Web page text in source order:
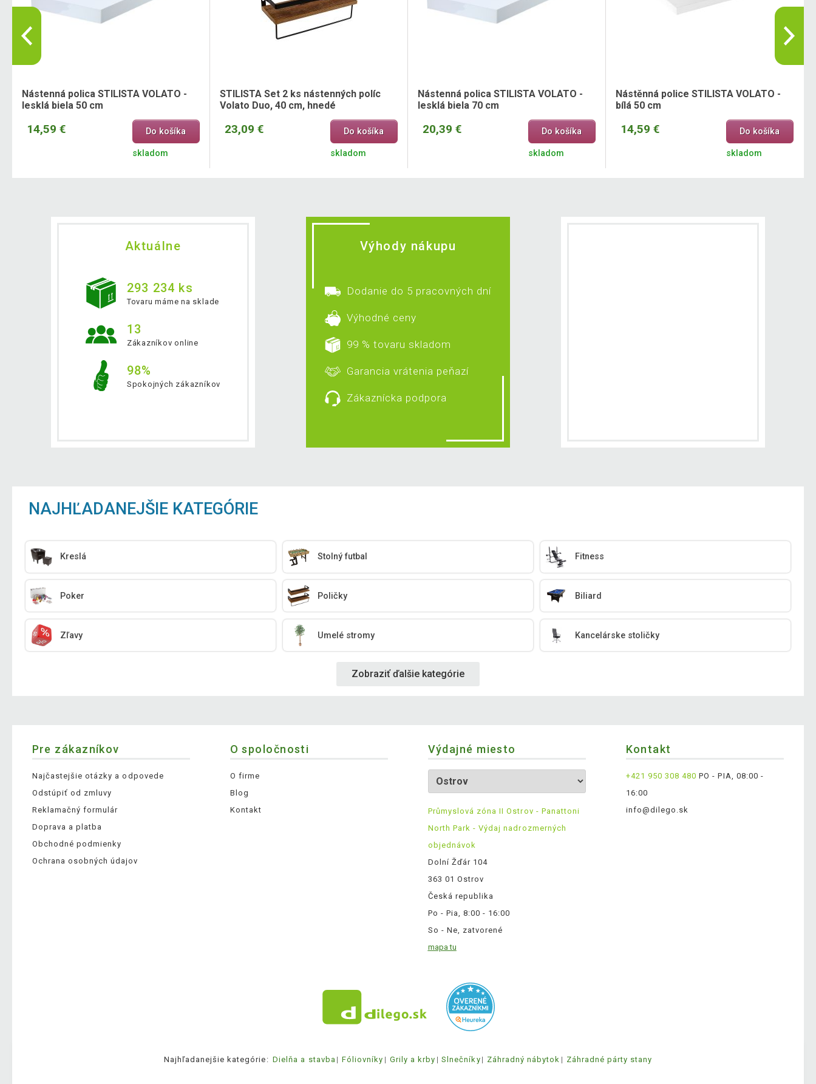
Nástenná polica STILISTA VOLATO -
lesklá biela 50 cm
14,59 € Do košíka
skladom
STILISTA Set 2 ks nástenných políc
Volato Duo, 40 cm, hnedé
23,09 € Do košíka
skladom
Nástenná polica STILISTA VOLATO -
lesklá biela 70 cm
20,39 € Do košíka
skladom
Nástěnná police STILISTA VOLATO -
bílá 50 cm
14,59 € Do košíka
skladom
Aktuálne
293 234 ks
Tovaru máme na sklade
13
Zákazníkov online
98%
Spokojných zákazníkov
Výhody nákupu
Dodanie do 5 pracovných dní
Výhodné ceny
99 % tovaru skladom
Garancia vrátenia peňazí
Zákaznícka podpora
NAJHĽADANEJŠIE KATEGÓRIE
Kreslá Stolný futbal Fitness
Poker Poličky Biliard
Zľavy Umelé stromy Kancelárske stoličky
Zobraziť ďalšie kategórie
Pre zákazníkov
Najčastejšie otázky a odpovede
Odstúpiť od zmluvy
Reklamačný formulár
Doprava a platba
Obchodné podmienky
Ochrana osobných údajov
O spoločnosti
O firme
Blog
Kontakt
Výdajné miesto
Průmyslová zóna II Ostrov - Panattoni
North Park - Výdaj nadrozmerných
objednávok
Dolní Žďár 104
363 01 Ostrov
Česká republika
Po - Pia, 8:00 - 16:00
So - Ne, zatvorené
mapa tu
Kontakt
+421 950 308 480 PO - PIA, 08:00 -
16:00
info@dilego.sk
Najhľadanejšie kategórie: Dielňa a stavba Fóliovníky Grily a krby Slnečníky Záhradný nábytok Záhradné párty stany